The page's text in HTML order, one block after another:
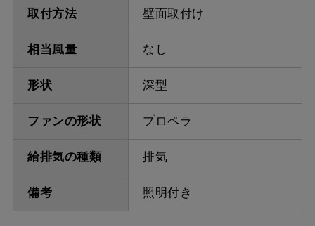
取付方法 壁面取付け
相当風量 なし
形状 深型
ファンの形状 プロペラ
給排気の種類 排気
備考 照明付き